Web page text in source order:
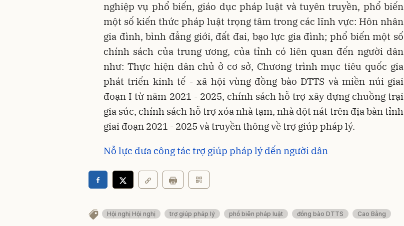
nghiệp vụ phổ biến, giáo dục pháp luật và tuyên truyền, phổ biến
một số kiến thức pháp luật trọng tâm trong các lĩnh vực: Hôn nhân
gia đình, bình đẳng giới, đất đai, bạo lực gia đình; phổ biến một số
chính sách của trung ương, của tỉnh có liên quan đến người dân
như: Thực hiện dân chủ ở cơ sở, Chương trình mục tiêu quốc gia
phát triển kinh tế - xã hội vùng đồng bào DTTS và miền núi giai
đoạn I từ năm 2021 - 2025, chính sách hỗ trợ xây dựng chuồng trại
gia súc, chính sách hỗ trợ xóa nhà tạm, nhà dột nát trên địa bàn tỉnh
giai đoạn 2021 - 2025 và truyền thông về trợ giúp pháp lý.
Nỗ lực đưa công tác trợ giúp pháp lý đến người dân
Hội nghị Hội nghị trợ giúp pháp lý phổ biên pháp luật đồng bào DTTS Cao Bằng